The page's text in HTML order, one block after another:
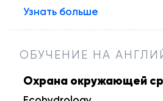
Узнать больше
ОБУЧЕНИЕ НА
Охрана окружающей